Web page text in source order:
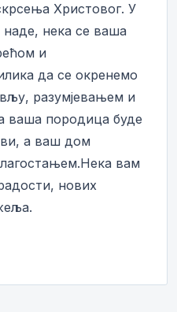
Христовог. У
нека се ваша
и
да се окренемо
разумјевањем и
породица буде
а ваш дом
вам
нових